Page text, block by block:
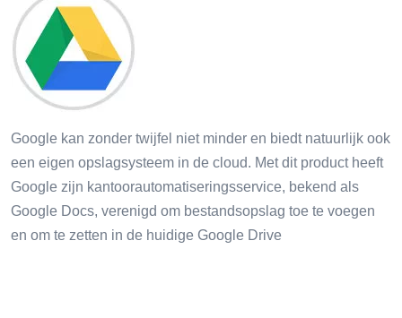
Google kan zonder twijfel niet minder en biedt natuurlijk ook
een eigen opslagsysteem in de cloud. Met dit product heeft
Google zijn kantoorautomatiseringsservice, bekend als
Google Docs, verenigd om bestandsopslag toe te voegen
en om te zetten in de huidige Google Drive